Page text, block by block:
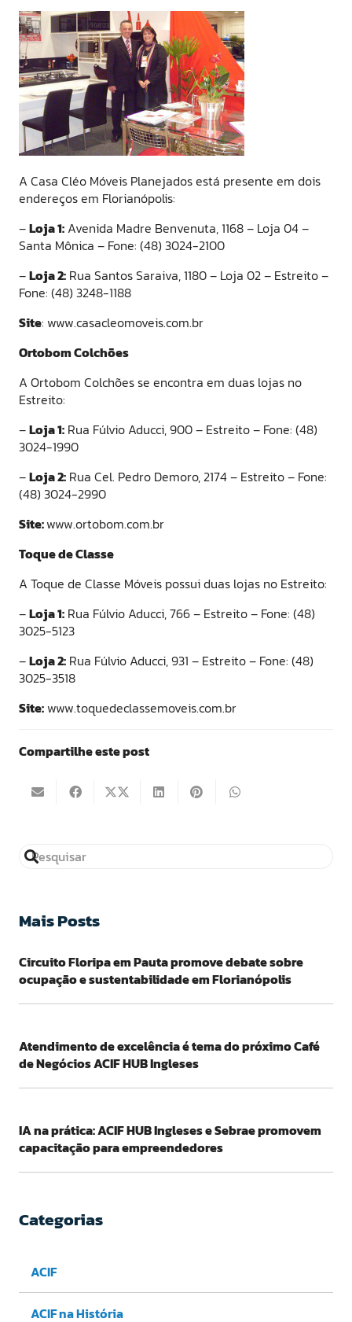
A Casa Cléo Móveis Planejados está presente em dois
endereços em Florianópolis:
–Loja 1: Avenida Madre Benvenuta, 1168 – Loja 04 –
Santa Mônica – Fone: (48) 3024-2100
–Loja 2: Rua Santos Saraiva, 1180 – Loja 02 – Estreito –
Fone: (48) 3248-1188
Site: www.casacleomoveis.com.br
Ortobom Colchões
A Ortobom Colchões se encontra em duas lojas no
Estreito:
–Loja 1: Rua Fúlvio Aducci, 900 – Estreito – Fone: (48)
3024-1990
–Loja 2: Rua Cel. Pedro Demoro, 2174 – Estreito – Fone:
(48) 3024-2990
Site:www.ortobom.com.br
Toque de Classe
A Toque de Classe Móveis possui duas lojas no Estreito:
–Loja 1: Rua Fúlvio Aducci, 766 – Estreito – Fone: (48)
3025-5123
–Loja 2: Rua Fúlvio Aducci, 931 – Estreito – Fone: (48)
3025-3518
Site: www.toquedeclassemoveis.com.br
Compartilhe este post
Mais Posts
Circuito Floripa em Pauta promove debate sobre
ocupação e sustentabilidade em Florianópolis
Atendimento de excelência é tema do próximo Café
de Negócios ACIF HUB Ingleses
IA na prática: ACIF HUB Ingleses e Sebrae promovem
capacitação para empreendedores
Categorias
ACIF
ACIF na História